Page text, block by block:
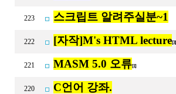
223 스크립트 알려주실분~1
222 [자작]M's HTML lecture[3]
221 MASM 5.0 오류[1]
220 C언어 강좌.